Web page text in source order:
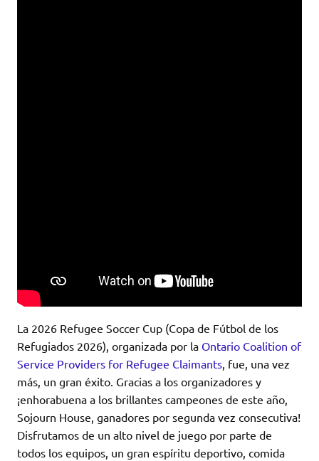
La 2026 Refugee Soccer Cup (Copa de Fútbol de los
Refugiados 2026), organizada por la Ontario Coalition of
Service Providers for Refugee Claimants, fue, una vez
más, un gran éxito. Gracias a los organizadores y
¡enhorabuena a los brillantes campeones de este año,
Sojourn House, ganadores por segunda vez consecutiva!
Disfrutamos de un alto nivel de juego por parte de
todos los equipos, un gran espíritu deportivo, comida